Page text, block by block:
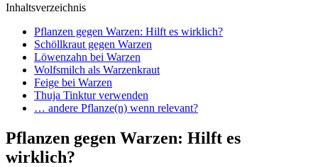
Inhaltsverzeichnis
Pflanzen gegen Warzen: Hilft es wirklich?
Schöllkraut gegen Warzen
Löwenzahn bei Warzen
Wolfsmilch als Warzenkraut
Feige bei Warzen
Thuja Tinktur verwenden
… andere Pflanze(n) wenn relevant?
Pflanzen gegen Warzen: Hilft es
wirklich?